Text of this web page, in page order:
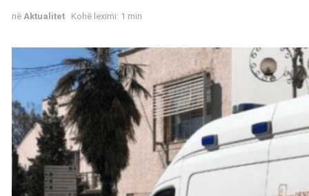
në Aktualitet Kohë leximi: 1 min